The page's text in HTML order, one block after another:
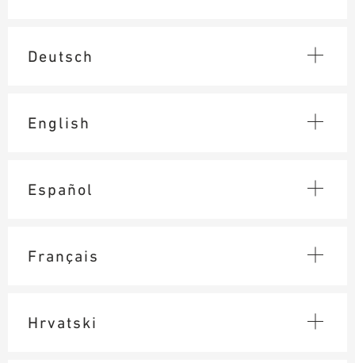
VIDEÓK
Deutsch
English
Español
Français
Hrvatski